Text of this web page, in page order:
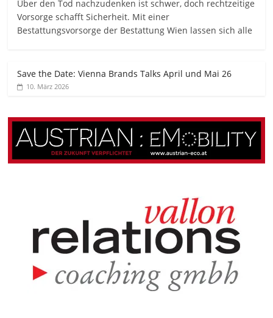
Über den Tod nachzudenken ist schwer, doch rechtzeitige
Vorsorge schafft Sicherheit. Mit einer
Bestattungsvorsorge der Bestattung Wien lassen sich alle
Save the Date: Vienna Brands Talks April und Mai 26
10. März 2026